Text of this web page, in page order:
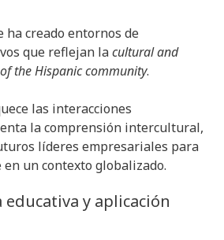
ha creado entornos de
que reflejan lacultural and
the Hispanic community.
las interacciones
la comprensión intercultural,
líderes empresariales para
un contexto globalizado.
y aplicación